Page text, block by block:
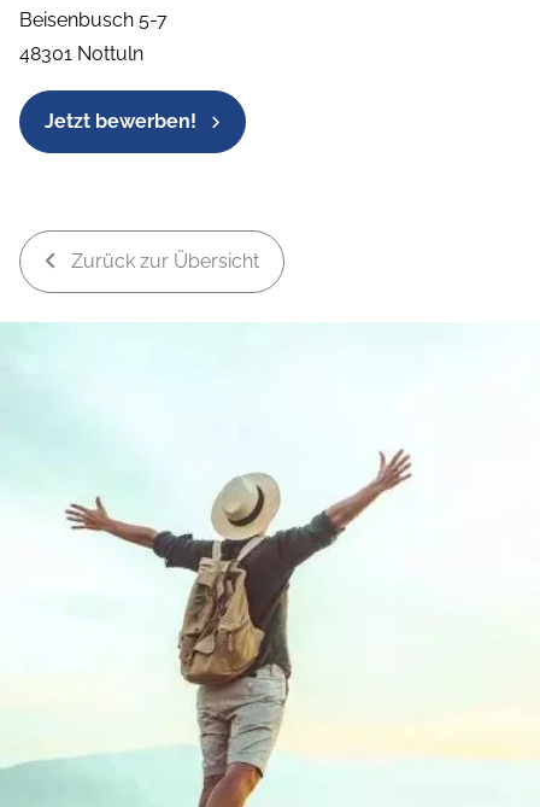
Beisenbusch 5-7
48301 Nottuln
Jetzt bewerben!
Zurück zur Übersicht